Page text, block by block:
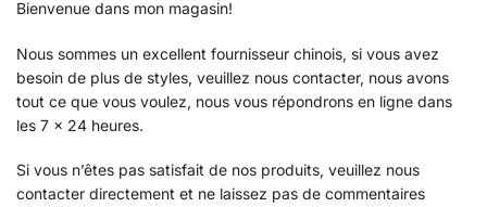
Bienvenue dans mon magasin!
Nous sommes un excellent fournisseur chinois, si vous avez
besoin de plus de styles, veuillez nous contacter, nous avons
tout ce que vous voulez, nous vous répondrons en ligne dans
les 7 x 24 heures.
Si vous n’êtes pas satisfait de nos produits, veuillez nous
contacter directement et ne laissez pas de commentaires